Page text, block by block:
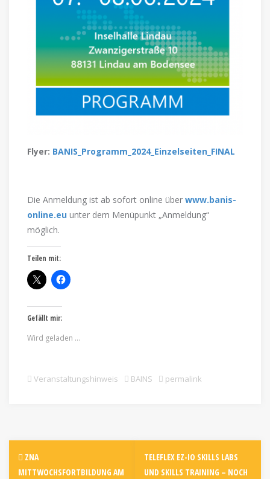
Flyer: BANIS_Programm_2024_Einzelseiten_FINAL
Die Anmeldung ist ab sofort online über www.banis-
online.eu unter dem Menüpunkt „Anmeldung“
möglich.
Teilen mit:
Gefällt mir:
Wird geladen …
Veranstaltungshinweis BAINS permalink
ZNA
MITTWOCHSFORTBILDUNG AM
TELEFLEX EZ-IO SKILLS LABS
UND SKILLS TRAINING – NOCH